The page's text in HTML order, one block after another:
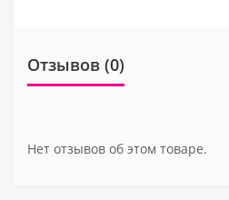
Отзывов (0)
Нет отзывов об этом товаре.